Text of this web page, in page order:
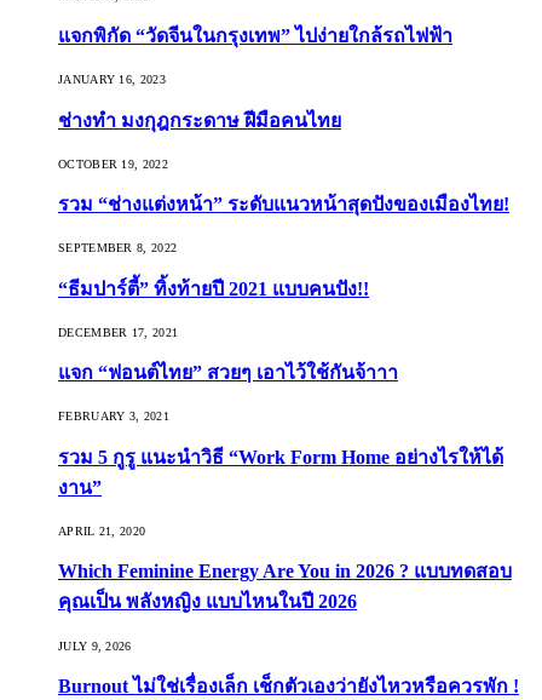
แจกพิกัด “วัดจีนในกรุงเทพ” ไปง่ายใกล้รถไฟฟ้า
JANUARY 16, 2023
ช่างทำ มงกุฎกระดาษ ฝีมือคนไทย
OCTOBER 19, 2022
รวม “ช่างแต่งหน้า” ระดับแนวหน้าสุดปังของเมืองไทย!
SEPTEMBER 8, 2022
“ธีมปาร์ตี้” ทิ้งท้ายปี 2021 แบบคนปัง!!
DECEMBER 17, 2021
แจก “ฟอนต์ไทย” สวยๆ เอาไว้ใช้กันจ้าาา
FEBRUARY 3, 2021
รวม 5 กูรู แนะนำวิธี “Work Form Home อย่างไรให้ได้
งาน”
APRIL 21, 2020
Which Feminine Energy Are You in 2026 ? แบบทดสอบ
คุณเป็น พลังหญิง แบบไหนในปี 2026
JULY 9, 2026
Burnout ไม่ใช่เรื่องเล็ก เช็กตัวเองว่ายังไหวหรือควรพัก !